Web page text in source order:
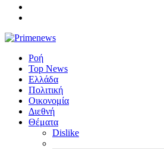
Ροή
Top News
Ελλάδα
Πολιτική
Οικονομία
Διεθνή
Θέματα
Dislike